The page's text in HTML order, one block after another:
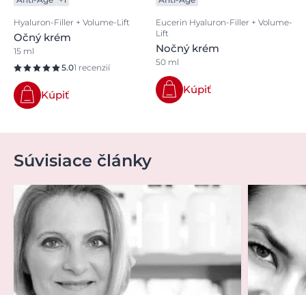
Hyaluron-Filler + Volume-Lift
Očný krém
15 ml
5.01 recenzií
Kúpiť
Eucerin Hyaluron-Filler + Volume-
Lift
Nočný krém
50 ml
Kúpiť
Súvisiace články